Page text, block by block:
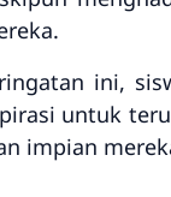
ini,
untuk
impian